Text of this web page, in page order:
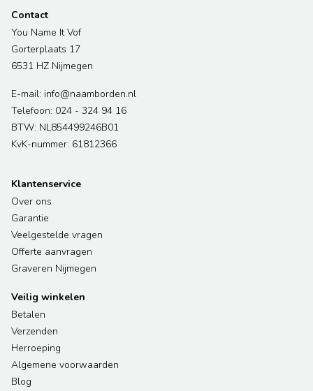
Contact
You Name It Vof
Gorterplaats 17
6531 HZ Nijmegen
E-mail: info@naamborden.nl
Telefoon: 024 - 324 94 16
BTW: NL854499246B01
KvK-nummer: 61812366
Klantenservice
Over ons
Garantie
Veelgestelde vragen
Offerte aanvragen
Graveren Nijmegen
Veilig winkelen
Betalen
Verzenden
Herroeping
Algemene voorwaarden
Blog